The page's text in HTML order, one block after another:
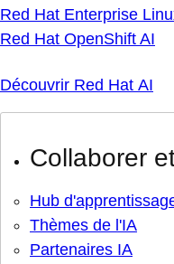
Red Hat Enterprise
Red Hat OpenShift AI
Découvrir Red Hat AI
Collaborer
Hub
Thèmes de l'IA
Partenaires IA